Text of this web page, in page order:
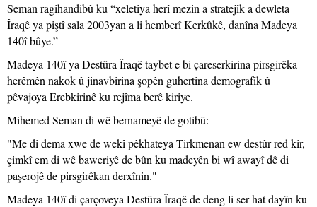
Seman ragihandibû ku “xeletiya herî mezin a stratejîk a dewleta
Îraqê ya piştî sala 2003yan a li hemberî Kerkûkê, danîna Madeya
140î bûye.”
Madeya 140î ya Destûra Îraqê taybet e bi çareserkirina pirsgirêka
herêmên nakok û jinavbirina şopên guhertina demografîk û
pêvajoya Erebkirinê ku rejîma berê kiriye.
Mihemed Seman di wê bernameyê de gotibû:
"Me di dema xwe de wekî pêkhateya Tirkmenan ew destûr red kir,
çimkî em di wê baweriyê de bûn ku madeyên bi wî awayî dê di
paşerojê de pirsgirêkan derxînin."
Madeya 140î di çarçoveya Destûra Îraqê de deng li ser hat dayîn ku